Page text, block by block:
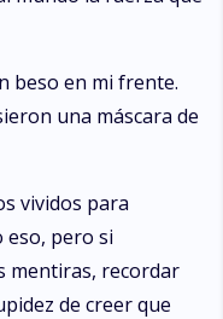
beso en mi frente.
una máscara de
vividos para
eso, pero si
mentiras, recordar
de creer que